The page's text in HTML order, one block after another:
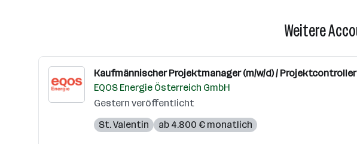
Weitere
Kaufmännischer Projektmanager (m/w/d) / Projektcontroller
EQOS Energie Österreich GmbH
Gestern veröffentlicht
St. Valentin
ab 4.800 € monatlich